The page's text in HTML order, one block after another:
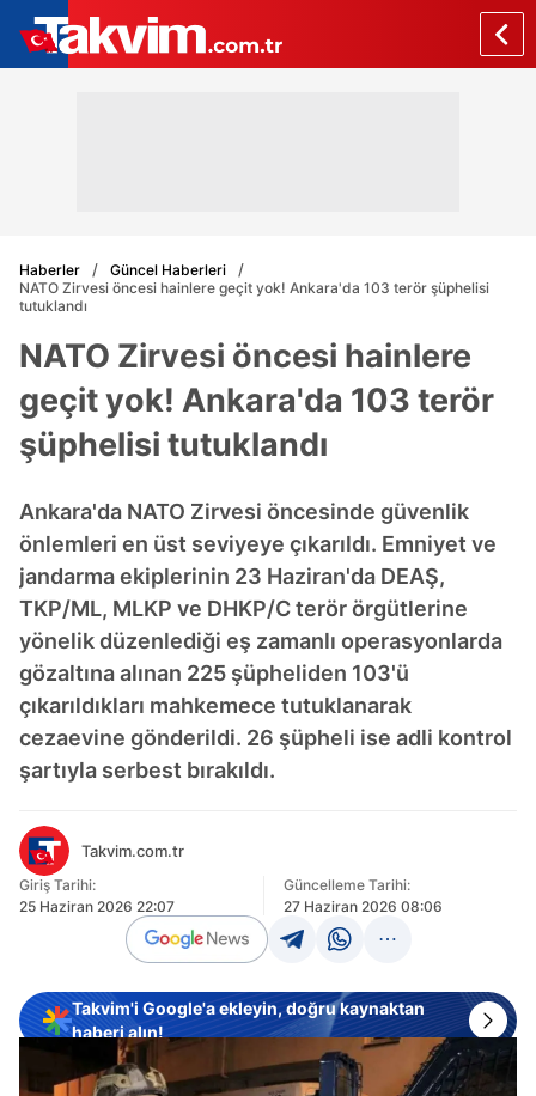
Haberler
Güncel Haberleri
NATO Zirvesi öncesi hainlere geçit yok! Ankara'da 103 terör şüphelisi
tutuklandı
NATO Zirvesi öncesi hainlere
geçit yok! Ankara'da 103 terör
şüphelisi tutuklandı
Ankara'da NATO Zirvesi öncesinde güvenlik
önlemleri en üst seviyeye çıkarıldı. Emniyet ve
jandarma ekiplerinin 23 Haziran'da DEAŞ,
TKP/ML, MLKP ve DHKP/C terör örgütlerine
yönelik düzenlediği eş zamanlı operasyonlarda
gözaltına alınan 225 şüpheliden 103'ü
çıkarıldıkları mahkemece tutuklanarak
cezaevine gönderildi. 26 şüpheli ise adli kontrol
şartıyla serbest bırakıldı.
Takvim.com.tr
Giriş Tarihi:
25 Haziran 2026 22:07
Güncelleme Tarihi:
27 Haziran 2026 08:06
Takvim'i Google'a ekleyin, doğru kaynaktan
haberi alın!